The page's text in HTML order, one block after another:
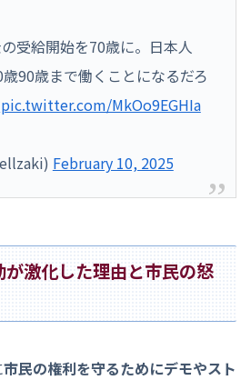
受給開始を70歳に。日本人
90歳まで働くことになるだろ
pic.twitter.com/MkOo9EGHIa
February 10, 2025
激化した理由と市民の怒
市民の権利を守るためにデモやスト